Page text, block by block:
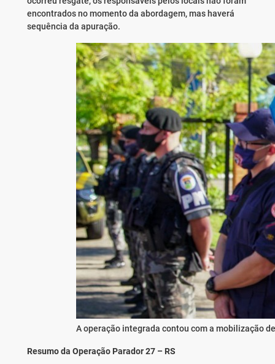
encontrados no momento da abordagem, mas haverá
sequência da apuração.
A operação integrada contou com a mobilização
Resumo da Operação Parador 27 – RS